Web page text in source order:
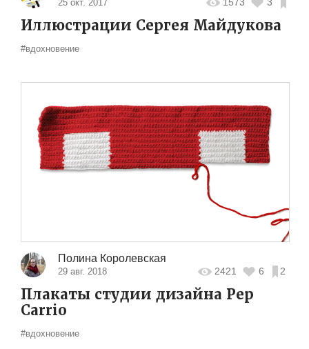
25 окт. 2017 1573 3
Иллюстрации Сергея Майдукова
#вдохновение
Полина Королевская
29 авг. 2018 2421 6 2
Плакаты студии дизайна Pep
Carrio
#вдохновение